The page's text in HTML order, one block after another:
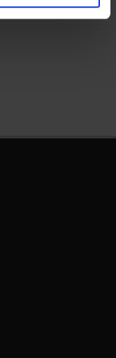
inoltre
combinarle